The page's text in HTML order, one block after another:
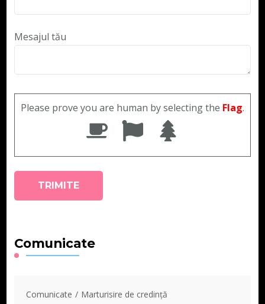
Mesajul tău
Please prove you are human by selecting the Flag.
Comunicate
Comunicate Marturisire de credință